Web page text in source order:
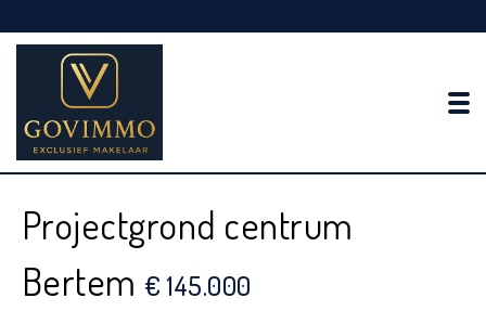
Projectgrond centrum
Bertem € 145.000